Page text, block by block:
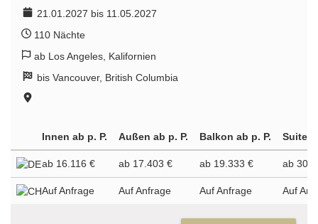
21.01.2027 bis 11.05.2027
110 Nächte
ab Los Angeles, Kalifornien
bis Vancouver, British Columbia
Innen ab p. P. Außen ab p. P. Balkon ab p. P. Suite
ab 16.116 € ab 17.403 € ab 19.333 € ab
Auf Anfrage Auf Anfrage Auf Anfrage Auf